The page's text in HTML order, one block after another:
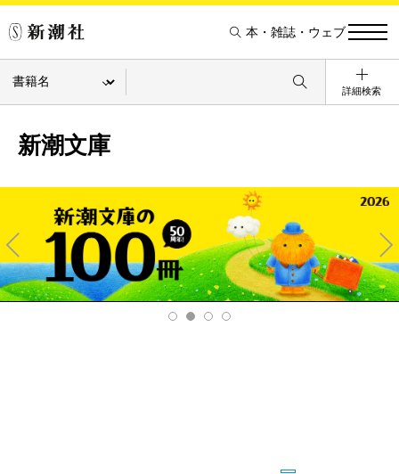
本・雑誌・ウェブ
詳細検索
新潮文庫
Pre
v
Ne
xt